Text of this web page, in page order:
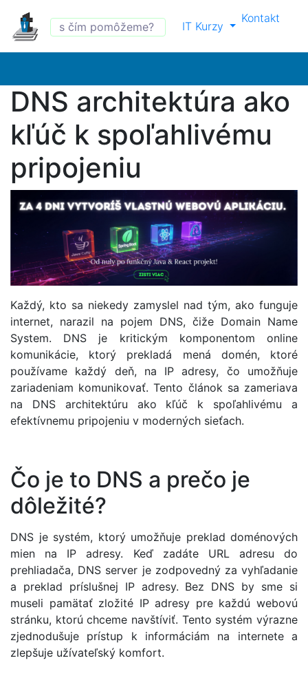
IT Kurzy
Kontakt
DNS architektúra ako
kľúč k spoľahlivému
pripojeniu
Každý, kto sa niekedy zamyslel nad tým, ako funguje
internet, narazil na pojem DNS, čiže Domain Name
System. DNS je kritickým komponentom online
komunikácie, ktorý prekladá mená domén, ktoré
používame každý deň, na IP adresy, čo umožňuje
zariadeniam komunikovať. Tento článok sa zameriava
na DNS architektúru ako kľúč k spoľahlivému a
efektívnemu pripojeniu v moderných sieťach.
Čo je to DNS a prečo je
dôležité?
DNS je systém, ktorý umožňuje preklad doménových
mien na IP adresy. Keď zadáte URL adresu do
prehliadača, DNS server je zodpovedný za vyhľadanie
a preklad príslušnej IP adresy. Bez DNS by sme si
museli pamätať zložité IP adresy pre každú webovú
stránku, ktorú chceme navštíviť. Tento systém výrazne
zjednodušuje prístup k informáciám na internete a
zlepšuje užívateľský komfort.